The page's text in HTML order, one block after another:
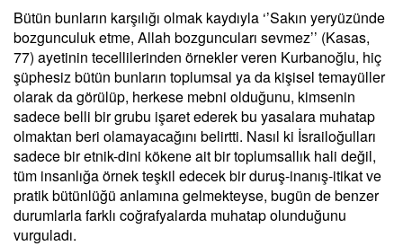
Bütün bunların karşılığı olmak kaydıyla ‘’Sakın yeryüzünde
bozgunculuk etme, Allah bozguncuları sevmez’’ (Kasas,
77) ayetinin tecellilerinden örnekler veren Kurbanoğlu, hiç
şüphesiz bütün bunların toplumsal ya da kişisel temayüller
olarak da görülüp, herkese mebni olduğunu, kimsenin
sadece belli bir grubu işaret ederek bu yasalara muhatap
olmaktan beri olamayacağını belirtti. Nasıl ki İsrailoğulları
sadece bir etnik-dini kökene ait bir toplumsallık hali değil,
tüm insanlığa örnek teşkil edecek bir duruş-inanış-itikat ve
pratik bütünlüğü anlamına gelmekteyse, bugün de benzer
durumlarla farklı coğrafyalarda muhatap olunduğunu
vurguladı.